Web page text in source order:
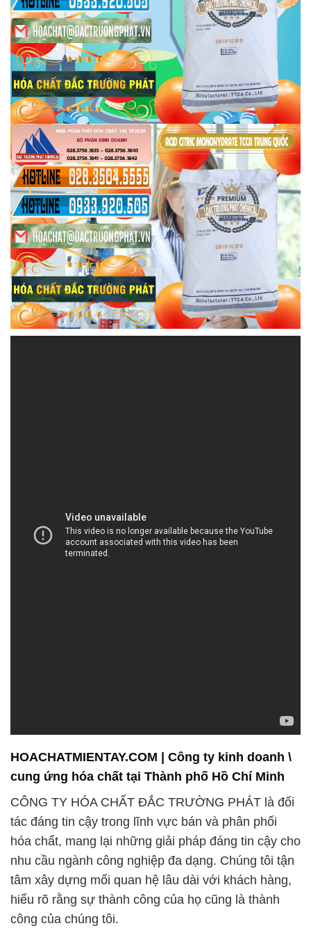
HOACHATMIENTAY.COM | Công ty kinh doanh \
cung ứng hóa chất tại Thành phố Hồ Chí Minh
CÔNG TY HÓA CHẤT ĐẮC TRƯỜNG PHÁT là đối
tác đáng tin cậy trong lĩnh vực bán và phân phối
hóa chất, mang lại những giải pháp đáng tin cậy cho
nhu cầu ngành công nghiệp đa dạng. Chúng tôi tận
tâm xây dựng mối quan hệ lâu dài với khách hàng,
hiểu rõ rằng sự thành công của họ cũng là thành
công của chúng tôi.